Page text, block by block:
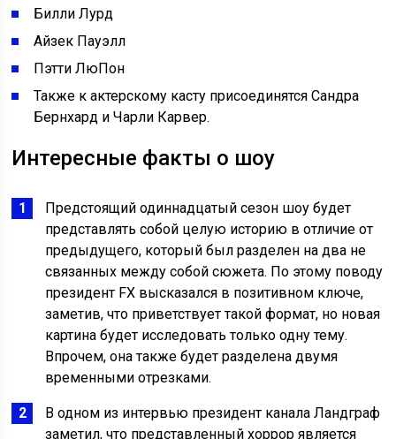
Билли Лурд
Айзек Пауэлл
Пэтти ЛюПон
Также к актерскому касту присоединятся Сандра
Бернхард и Чарли Карвер.
Интересные факты о шоу
Предстоящий одиннадцатый сезон шоу будет
представлять собой целую историю в отличие от
предыдущего, который был разделен на два не
связанных между собой сюжета. По этому поводу
президент FX высказался в позитивном ключе,
заметив, что приветствует такой формат, но новая
картина будет исследовать только одну тему.
Впрочем, она также будет разделена двумя
временными отрезками.
В одном из интервью президент канала Ландграф
заметил, что представленный хоррор является